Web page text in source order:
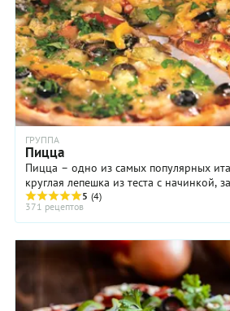
ГРУППА
Пицца
Пицца – одно из самых популярных
круглая лепешка из теста с начинкой,
5 (4)
371 рецептов